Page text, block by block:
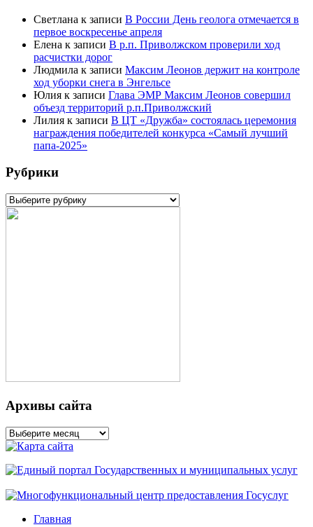
Светлана к записи В России День геолога отмечается в
первое воскресенье апреля
Елена к записи В р.п. Приволжском проверили ход
расчистки дорог
Людмила к записи Максим Леонов держит на контроле
ход уборки снега в Энгельсе
Юлия к записи Глава ЭМР Максим Леонов совершил
объезд территорий р.п.Приволжский
Лилия к записи В ЦТ «Дружба» состоялась церемония
награждения победителей конкурса «Самый лучший
папа-2025»
Рубрики
Рубрики
Архивы сайта
Архивы
сайта
Главная